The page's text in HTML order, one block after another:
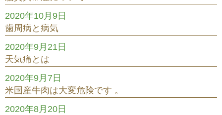
歯周病と病気
2020年10月9日
天気痛とは
2020年9月21日
米国産牛肉は大変危険です 。
2020年9月7日
2020年8月20日